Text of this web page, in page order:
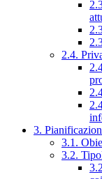
2.4.
3.
3.1.
3.2.